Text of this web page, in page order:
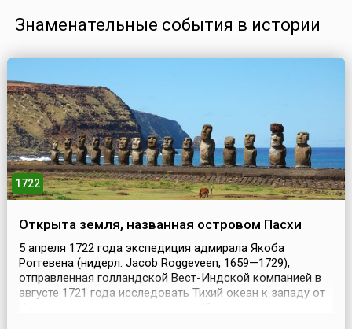
Знаменательные события в истории
1722
Открыта земля, названная островом Пасхи
5 апреля 1722 года экспедиция адмирала Якоба
Роггевена (нидерл. Jacob Roggeveen, 1659—1729),
отправленная голландской Вест-Индской компанией в
августе 1721 года исследовать Тихий океан к западу от